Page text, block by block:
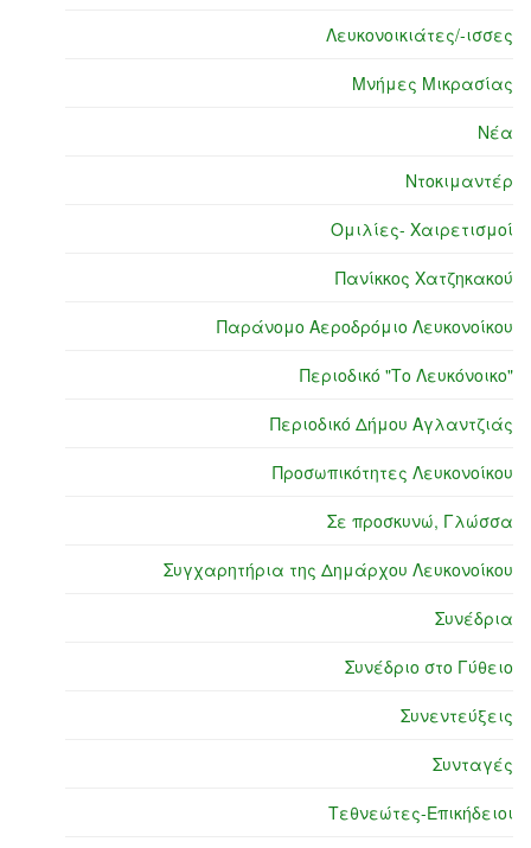
Λευκονοικιάτες/-ισσες
Μνήμες Μικρασίας
Νέα
Ντοκιμαντέρ
Ομιλίες- Χαιρετισμοί
Πανίκκος Χατζηκακού
Παράνομο Αεροδρόμιο Λευκονοίκου
Περιοδικό "Το Λευκόνοικο"
Περιοδικό Δήμου Αγλαντζιάς
Προσωπικότητες Λευκονοίκου
Σε προσκυνώ, Γλώσσα
Συγχαρητήρια της Δημάρχου Λευκονοίκου
Συνέδρια
Συνέδριο στο Γύθειο
Συνεντεύξεις
Συνταγές
Τεθνεώτες-Επικήδειοι